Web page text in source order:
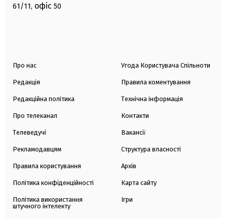
61/11, офіс 50
Про нас
Редакція
Редакційна політика
Про телеканал
Телеведучі
Рекламодавцям
Правила користування
Політика конфіденційності
Політика використання
штучного інтелекту
Угода Користувача Спільноти
Правила коментування
Технічна інформація
Контакти
Вакансії
Структура власності
Архів
Карта сайту
Ігри